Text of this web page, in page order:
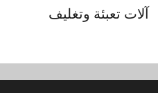
‏‏آلات تعبئة وتغليف